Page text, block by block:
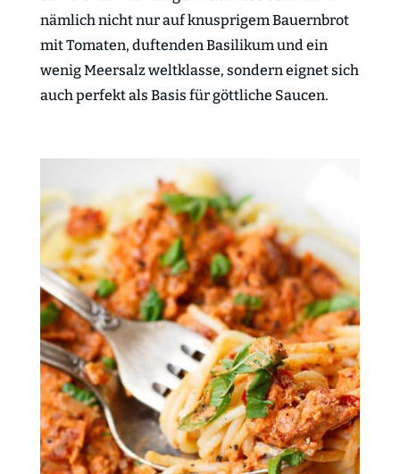
nämlich nicht nur auf knusprigem Bauernbrot
mit Tomaten, duftenden Basilikum und ein
wenig Meersalz weltklasse, sondern eignet sich
auch perfekt als Basis für göttliche Saucen.